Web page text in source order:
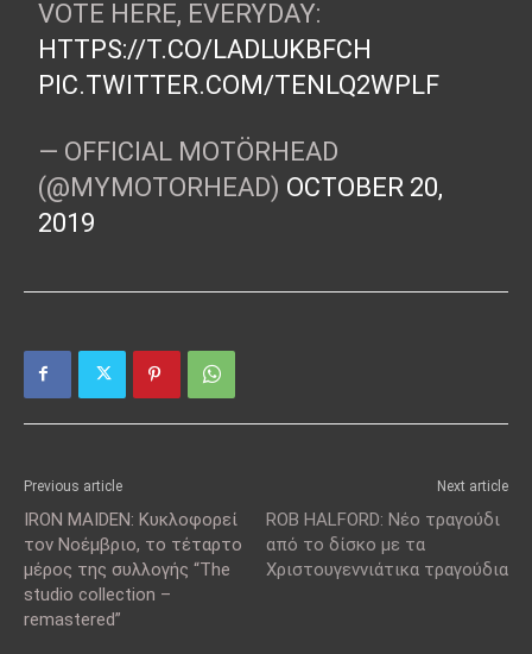
VOTE HERE, EVERYDAY:
HTTPS://T.CO/LADLUKBFCH
PIC.TWITTER.COM/TENLQ2WPLF
— OFFICIAL MOTÖRHEAD
(@MYMOTORHEAD) OCTOBER 20,
2019
Previous article
IRON MAIDEN: Κυκλοφορεί
τον Νοέμβριο, το τέταρτο
μέρος της συλλογής “The
studio collection –
remastered”
Next article
ROB HALFORD: Νέο τραγούδι
από το δίσκο με τα
Χριστουγεννιάτικα τραγούδια